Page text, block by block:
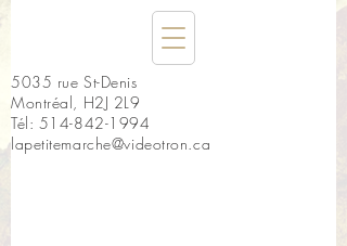
5035 rue St-Denis
Montréal, H2J 2L9
Tél: 514-842-1994
lapetitemarche@videotron.ca